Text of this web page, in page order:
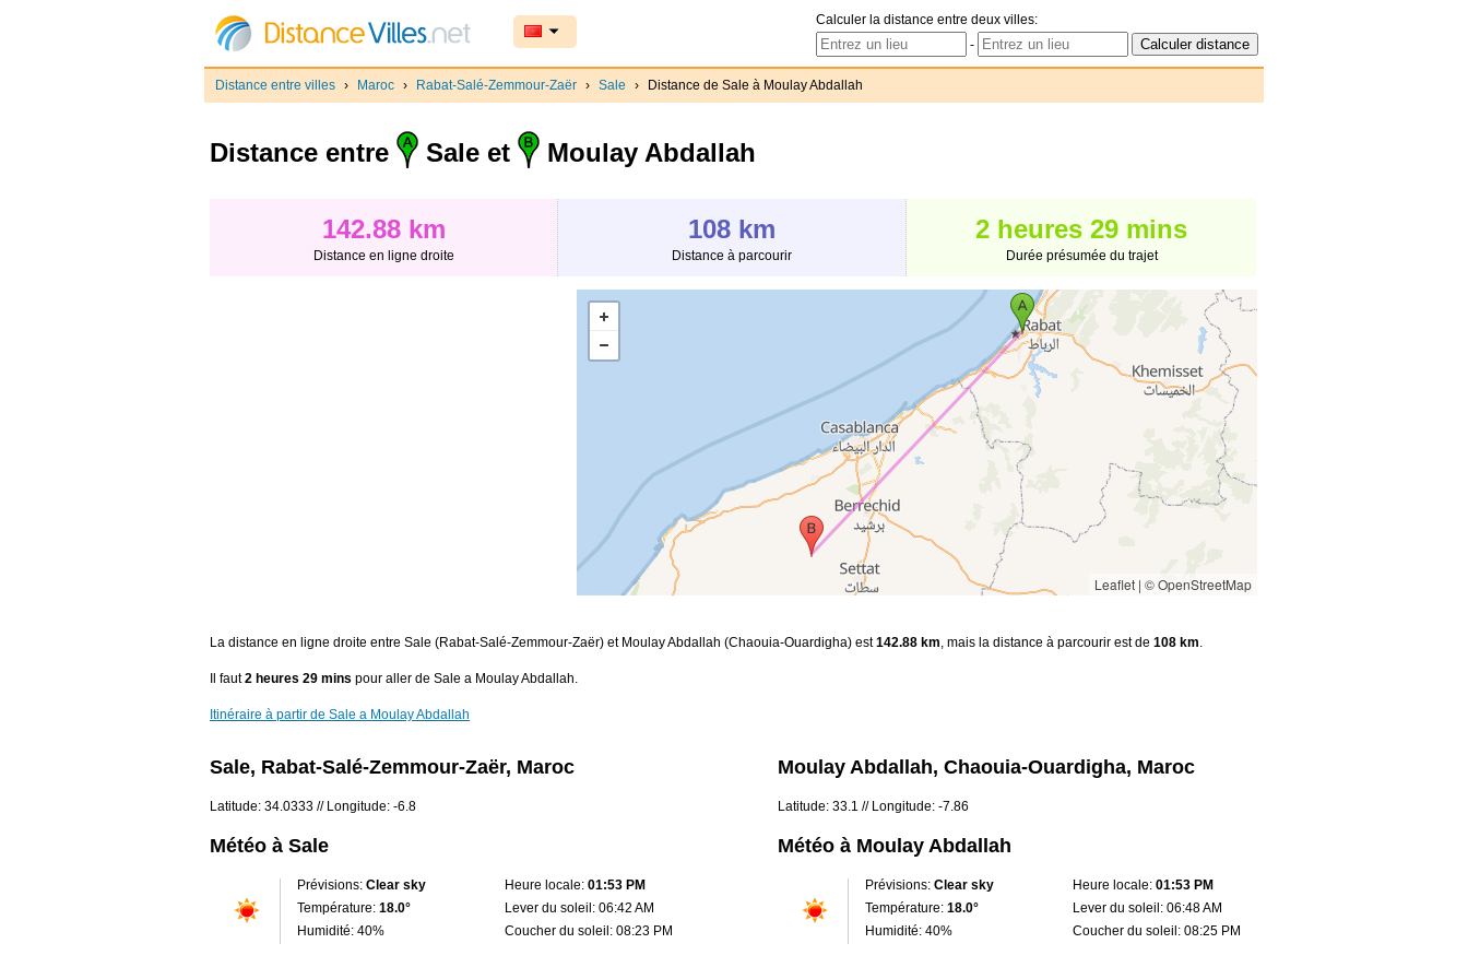
Calculer la distance entre deux villes:
-
Distance entre villes › Maroc › Rabat-Salé-Zemmour-Zaër › Sale › Distance de Sale à Moulay Abdallah
Distance entre Sale et Moulay Abdallah
142.88 km
Distance en ligne droite
108 km
Distance à parcourir
2 heures 29 mins
Durée présumée du trajet
Leaflet | © OpenStreetMap
La distance en ligne droite entre Sale (Rabat-Salé-Zemmour-Zaër) et Moulay Abdallah (Chaouia-Ouardigha) est142.88 km, mais la distance à parcourir est de 108 km.
Il faut2 heures 29 mins pour aller de Sale a Moulay Abdallah.
Itinéraire à partir de Sale a Moulay Abdallah
Sale, Rabat-Salé-Zemmour-Zaër, Maroc
Latitude: 34.0333 // Longitude: -6.8
Météo à Sale
Prévisions: Clear sky
Température: 18.0°
Humidité: 40%
Heure locale: 01:53 PM
Lever du soleil: 06:42 AM
Coucher du soleil: 08:23 PM
Moulay Abdallah, Chaouia-Ouardigha, Maroc
Latitude: 33.1 // Longitude: -7.86
Météo à Moulay Abdallah
Prévisions: Clear sky
Température: 18.0°
Humidité: 40%
Heure locale: 01:53 PM
Lever du soleil: 06:48 AM
Coucher du soleil: 08:25 PM